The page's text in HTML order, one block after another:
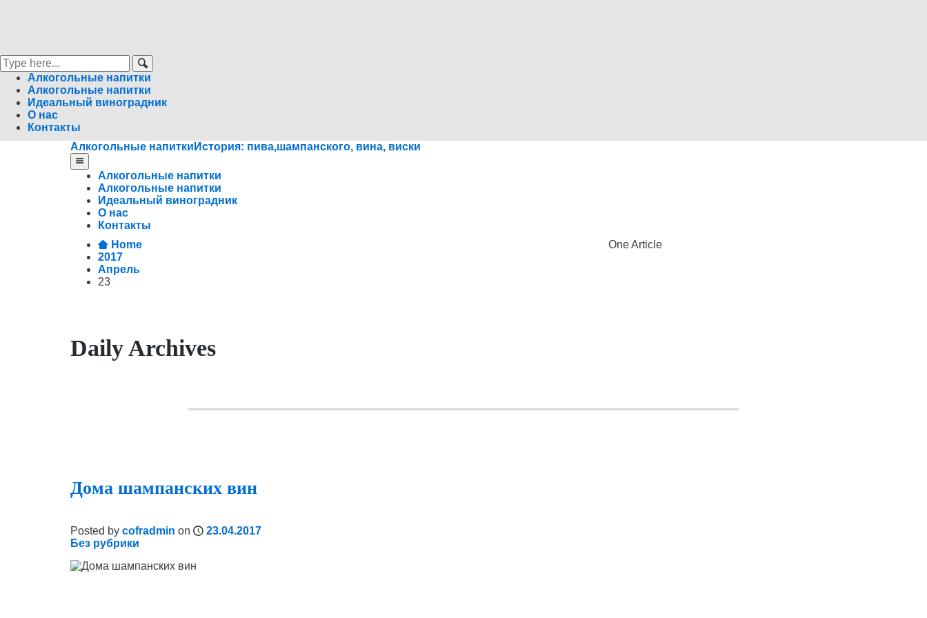
Алкогольные напитки
Алкогольные напитки
Идеальный виноградник
О нас
Контакты
Алкогольные напитки История: пива,шампанского, вина, виски
Алкогольные напитки
Алкогольные напитки
Идеальный виноградник
О нас
Контакты
Home
2017
Апрель
23
Daily Archives
One Article
Дома шампанских вин
Posted by cofradmin on
23.04.2017
Без рубрики